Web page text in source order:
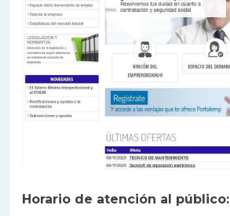
Horario de atención al público: